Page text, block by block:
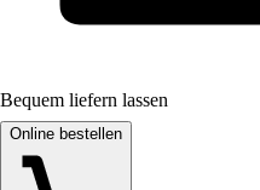
Bequem liefern lassen
Online bestellen